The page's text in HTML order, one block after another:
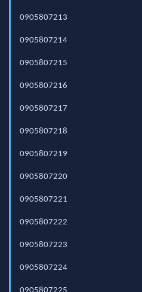
0905807213
0905807214
0905807215
0905807216
0905807217
0905807218
0905807219
0905807220
0905807221
0905807222
0905807223
0905807224